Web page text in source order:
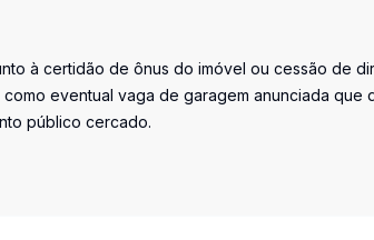
à certidão de ônus do imóvel ou cessão de
eventual vaga de garagem anunciada que
público cercado.